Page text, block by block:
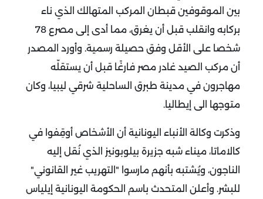
بين الموقوفين قبطان المركب المتهالك الذي ناء
بركابه وانقلب قبل أن يغرق، مما أدى إلى مصرع 78
شخصا على الأقل وفق حصيلة رسمية. وأورد المصدر
أن مركب الصيد غادر مصر فارغًا قبل أن يستقلّه
مهاجرون في مدينة طبرق الساحلية شرقي ليبيا، وكان
متوجها الى إيطاليا.
وذكرت وكالة الأنباء اليونانية أن الأشخاص أوقِفوا في
كالاماتا، ميناء شبه جزيرة بيلوبونيز الذي نُقل إليه
الناجون، ويُشتبه بأنهم مارسوا "التهريب غير القانوني"
للبشر. وأعلن المتحدث باسم الحكومة اليونانية إيلياس